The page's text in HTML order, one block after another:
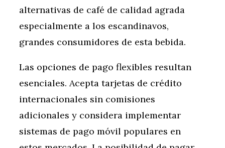
alternativas de café de calidad agrada
especialmente a los escandinavos,
grandes consumidores de esta bebida.
Las opciones de pago flexibles resultan
esenciales. Acepta tarjetas de crédito
internacionales sin comisiones
adicionales y considera implementar
sistemas de pago móvil populares en